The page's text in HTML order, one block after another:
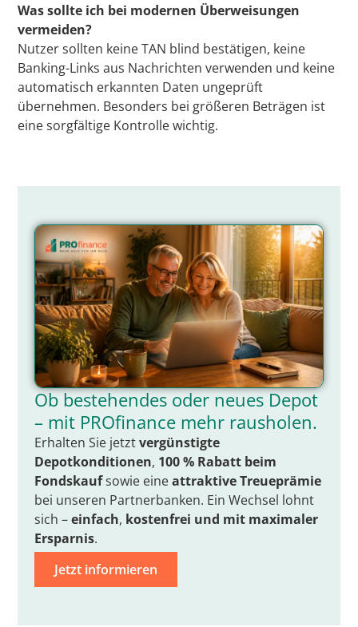
Was sollte ich bei modernen Überweisungen
vermeiden?
Nutzer sollten keine TAN blind bestätigen, keine
Banking-Links aus Nachrichten verwenden und keine
automatisch erkannten Daten ungeprüft
übernehmen. Besonders bei größeren Beträgen ist
eine sorgfältige Kontrolle wichtig.
Ob bestehendes oder neues Depot
– mit PROfinance mehr rausholen.
Erhalten Sie jetztvergünstigte
Depotkonditionen, 100 % Rabatt beim
Fondskaufsowie eineattraktive Treueprämie
bei unseren Partnerbanken. Ein Wechsel lohnt
sich –einfach, kostenfrei und mit maximaler
Ersparnis.
Jetzt informieren